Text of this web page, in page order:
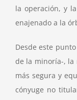
la operación, y
enajenado a la
Desde este
de la minoría-, la
más segura y
cónyuge no